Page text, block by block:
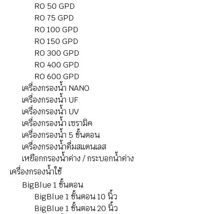
RO 50 GPD
RO 75 GPD
RO 100 GPD
RO 150 GPD
RO 300 GPD
RO 400 GPD
RO 600 GPD
เครื่องกรองน้ำ NANO
เครื่องกรองน้ำ UF
เครื่องกรองน้ำ UV
เครื่องกรองน้ำ เซรามิค
เครื่องกรองน้ำ 5 ขั้นตอน
เครื่องกรองน้ำดื่มสแตนเลส
เหยือกกรองน้ำด่าง / กระบอกน้ำด่าง
เครื่องกรองน้ำใช้
BigBlue 1 ขั้นตอน
BigBlue 1 ขั้นตอน 10 นิ้ว
BigBlue 1 ขั้นตอน 20 นิ้ว